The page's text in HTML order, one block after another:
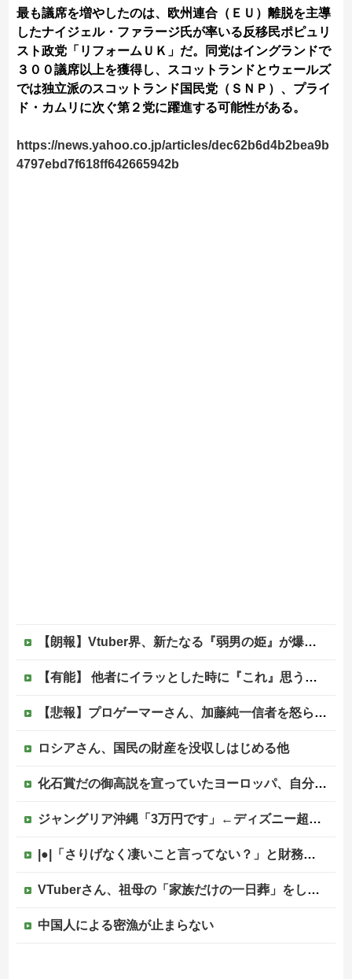
最も議席を増やしたのは、欧州連合（ＥＵ）離脱を主導
したナイジェル・ファラージ氏が率いる反移民ポピュリ
スト政‌党「リフォームＵＫ」だ。同党はイ‌ングランドで
３００議席以上を獲得し、スコットラン​ドとウェールズ
では独立派のスコットランド国民党（ＳＮＰ）、プライ
ド・カムリに‌次ぐ第２党に躍進する可能性がある。
https://news.yahoo.co.jp/articles/dec62b6d4b2bea9b
4797ebd7f618ff642665942b
【朗報】Vtuber界、新たなる『弱男の姫』が爆誕ｗｗｗｗｗｗｗｗｗｗｗ
【有能】 他者にイラッとした時に『これ』思うと最強に楽になることが発覚！！！
【悲報】プロゲーマーさん、加藤純一信者を怒らせてしまった結果、好き嫌い5位にwwwwwwww
ロシアさん、国民の財産を没収しはじめる他
化石賞だの御高説を宣っていたヨーロッパ、自分が猛暑に襲われると為すすべべもなくダメージを受けてしまい……
ジャングリア沖縄「3万円です」←ディズニー超えの強気価格ｗｗｗ
|●|「さりげなく凄いこと言ってない？」と財務官僚の増上慢っぷりに衝撃を受ける人が続出、なぜ官僚にすぎない財務省が……
VTuberさん、祖母の「家族だけの一日葬」をした結果ｗｗｗｗｗｗｗ
中国人による密漁が止まらない